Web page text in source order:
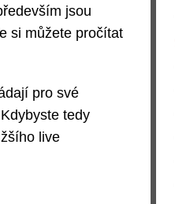
jsou
si můžete pročítat
pro své
tedy
live